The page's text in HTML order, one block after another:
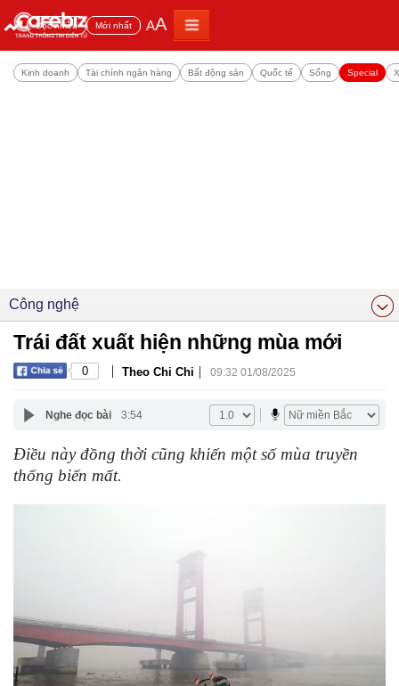
Đọc nhiều Mới nhất AA
Kinh doanh Tài chính ngân hàng Bất động sản Quốc tế Sống Special
Công nghệ
Trái đất xuất hiện những mùa mới
0 | Theo Chi Chi | 09:32 01/08/2025
Nghe đọc bài 3:54
Điều này đồng thời cũng khiến một số mùa truyền
thống biến mất.